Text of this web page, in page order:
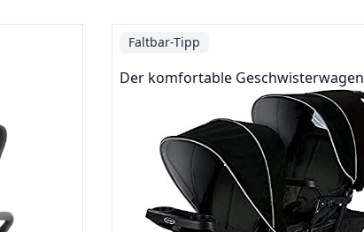
Faltbar-Tipp
Der komfortable Geschwisterwagen